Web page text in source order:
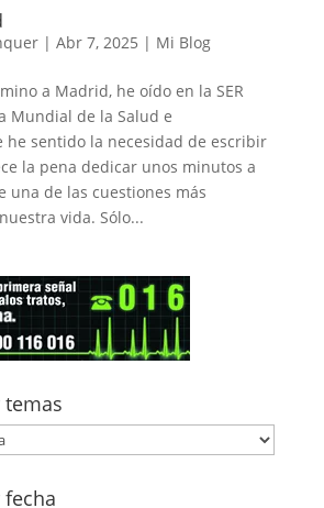
| Abr 7, 2025 | Mi Blog
a Madrid, he oído en la SER
Mundial de la Salud e
he sentido la necesidad de escribir
la pena dedicar unos minutos a
una de las cuestiones más
vida. Sólo...
temas